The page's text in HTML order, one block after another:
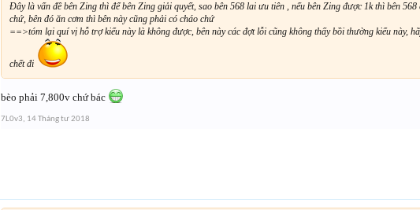
Đây là vấn đề bên Zing thì để bên Zing giải quyết, sao bên 568 lai ưu tiên , nếu bên Zing được 1k thì bên 568
chứ, bên đó ăn cơm thì bên này cũng phải có cháo chứ
==>tóm lại quí vị hỗ trợ kiểu này là không được, bên này các đợt lỗi cũng không thấy bồi thường kiểu này,
chết đi
bèo phải 7,800v chứ bác
7L0v3, 14 Tháng tư 2018